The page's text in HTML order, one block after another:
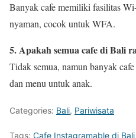
Banyak cafe memiliki fasilitas
nyaman, cocok untuk WFA.
5. Apakah semua cafe di Bali
Tidak semua, namun banyak
dan menu untuk anak.
Categories: Bali, Pariwisata
Tags: Cafe Instagramable di Bali,